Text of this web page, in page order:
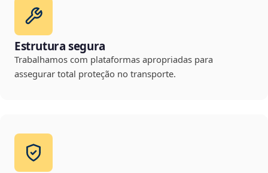
Estrutura segura
Trabalhamos com plataformas apropriadas para
assegurar total proteção no transporte.